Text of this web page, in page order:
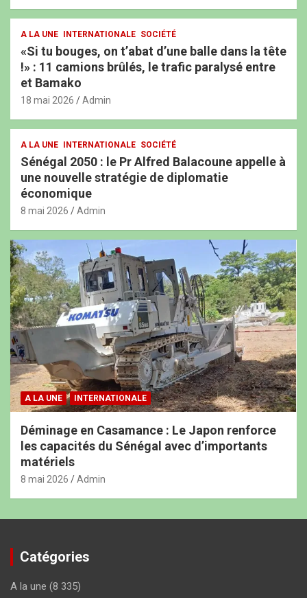
A LA UNE INTERNATIONALE SOCIÉTÉ
«Si tu bouges, on t’abat d’une balle dans la tête
!» : 11 camions brûlés, le trafic paralysé entre
et Bamako
18 mai 2026 Admin
A LA UNE INTERNATIONALE SOCIÉTÉ
Sénégal 2050 : le Pr Alfred Balacoune appelle à
une nouvelle stratégie de diplomatie
économique
8 mai 2026 Admin
A LA UNE INTERNATIONALE
Déminage en Casamance : Le Japon renforce
les capacités du Sénégal avec d’importants
matériels
8 mai 2026 Admin
Catégories
A la une (8 335)